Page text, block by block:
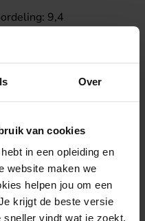
Over
van cookies
in een opleiding en
website maken we
helpen jou om een
krijgt de beste versie
vindt wat je zoekt.
9,4